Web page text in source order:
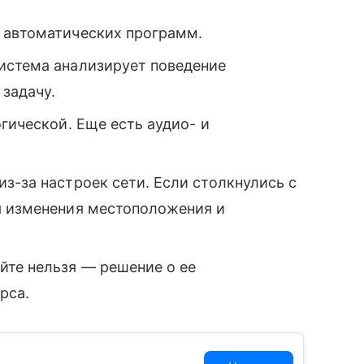
автоматических программ.
анализирует поведение
Еще есть аудио- и
за настроек сети. Если столкнулись с
местоположения и
нельзя — решение о ее